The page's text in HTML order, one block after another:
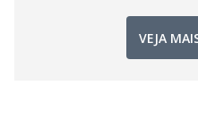
VEJA